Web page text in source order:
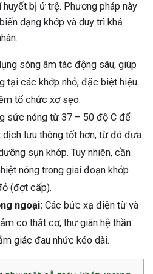
bị ứ trệ. Phương pháp này
dạng khớp và duy trì khả
sóng âm tác động sâu, giúp
tại các khớp nhỏ, đặc biệt hiệu
tổ chức xơ sẹo.
sức nóng từ 37 – 50 độ C để
dịch lưu thông tốt hơn, từ đó đưa
sụn khớp. Tuy nhiên, cần
nóng trong giai đoạn khớp
(đợt cấp).
ngoại: Các bức xạ điện từ và
co thắt cơ, thư giãn hệ thần
giác đau nhức kéo dài.